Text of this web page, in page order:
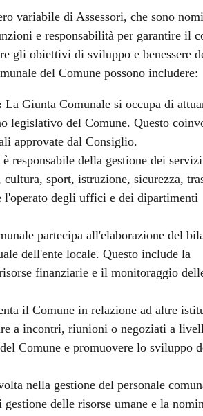
variabile di Assessori, che sono
e responsabilità per garantire il
gli obiettivi di sviluppo e benessere
del Comune possono includere:
La Giunta Comunale si occupa di
legislativo del Comune. Questo
approvate dal Consiglio.
responsabile della gestione dei servizi
sport, istruzione, sicurezza,
l'operato degli uffici e dei dipartimenti
partecipa all'elaborazione del
dell'ente locale. Questo include la
finanziarie e il monitoraggio
il Comune in relazione ad altre
a incontri, riunioni o negoziati a
Comune e promuovere lo sviluppo
nella gestione del personale
delle risorse umane e la